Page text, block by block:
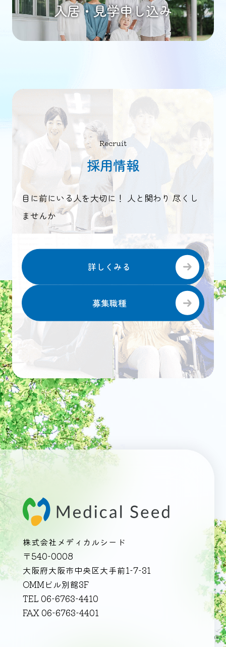
入居・見学申し込み
Recruit
採用情報
目に前にいる人を大切に！ 人と関わり 尽くし
ませんか
詳しくみる
募集職種
株式会社メディカルシード
〒540-0008
大阪府大阪市中央区大手前1-7-31
OMMビル別館3F
TEL 06-6763-4410
FAX 06-6763-4401